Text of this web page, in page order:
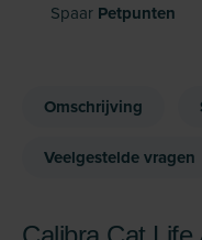
Spaar Petpunten
Omschrijving
Veelgestelde vragen